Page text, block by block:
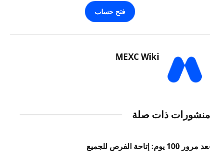
فتح حساب
MEXC Wiki
منشورات ذات صلة
بعد مرور 100 يوم: إتاحة الفرص للجميع